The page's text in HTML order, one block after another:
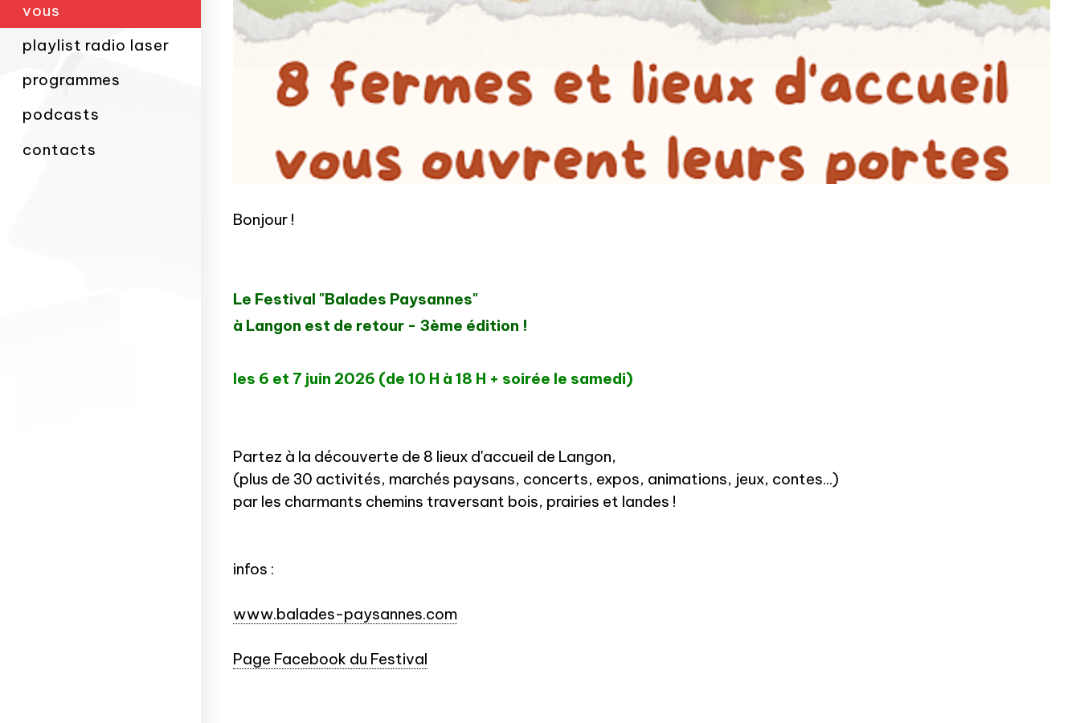
vous
playlist radio laser
programmes
podcasts
contacts
Bonjour !
Le Festival "Balades Paysannes"
à Langon est de retour - 3ème édition !
les 6 et 7 juin 2026 (de 10 H à 18 H + soirée le samedi)
Partez à la découverte de 8 lieux d'accueil de Langon,
(plus de 30 activités, marchés paysans, concerts, expos, animations, jeux, contes...)
par les charmants chemins traversant bois, prairies et landes !
infos :
www.balades-paysannes.com
Page Facebook du Festival